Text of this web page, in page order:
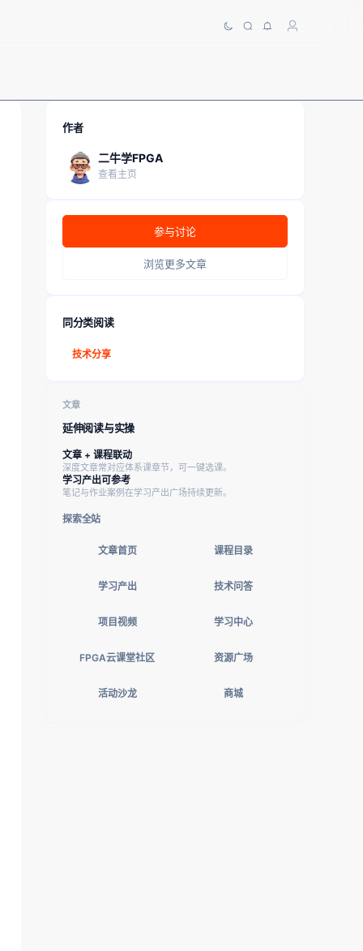
作者
二牛学FPGA
查看主页
参与讨论
浏览更多文章
同分类阅读
技术分享
文章
延伸阅读与实操
文章 + 课程联动
深度文章常对应体系课章节，可一键选课。
学习产出可参考
笔记与作业案例在学习产出广场持续更新。
探索全站
文章首页 课程目录
学习产出 技术问答
项目视频 学习中心
FPGA云课堂社区 资源广场
活动沙龙 商城